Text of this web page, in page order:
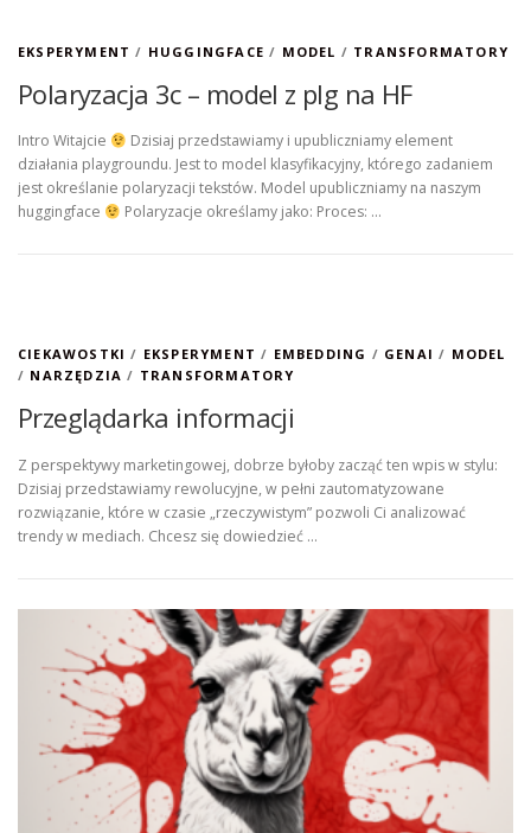
EKSPERYMENT / HUGGINGFACE / MODEL / TRANSFORMATORY
Polaryzacja 3c – model z plg na HF
Intro Witajcie
Dzisiaj przedstawiamy i upubliczniamy element
działania playgroundu. Jest to model klasyfikacyjny, którego zadaniem
jest określanie polaryzacji tekstów. Model upubliczniamy na naszym
huggingface
Polaryzacje określamy jako: Proces: …
CIEKAWOSTKI / EKSPERYMENT / EMBEDDING / GENAI / MODEL
/ NARZĘDZIA / TRANSFORMATORY
Przeglądarka informacji
Z perspektywy marketingowej, dobrze byłoby zacząć ten wpis w stylu:
Dzisiaj przedstawiamy rewolucyjne, w pełni zautomatyzowane
rozwiązanie, które w czasie „rzeczywistym” pozwoli Ci analizować
trendy w mediach. Chcesz się dowiedzieć …